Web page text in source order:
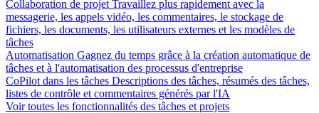
Collaboration de projet Travaillez plus rapidement avec la
messagerie, les appels vidéo, les commentaires, le stockage de
fichiers, les documents, les utilisateurs externes et les modèles de
tâches
Automatisation Gagnez du temps grâce à la création automatique de
tâches et à l'automatisation des processus d'entreprise
CoPilot dans les tâches Descriptions des tâches, résumés des tâches,
listes de contrôle et commentaires générés par l'IA
Voir toutes les fonctionnalités des tâches et projets